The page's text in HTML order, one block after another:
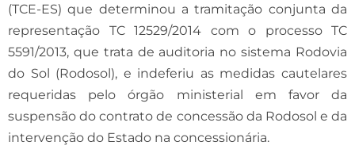
(TCE-ES) que determinou a tramitação conjunta da
representação TC 12529/2014 com o processo TC
5591/2013, que trata de auditoria no sistema Rodovia
do Sol (Rodosol), e indeferiu as medidas cautelares
requeridas pelo órgão ministerial em favor da
suspensão do contrato de concessão da Rodosol e da
intervenção do Estado na concessionária.